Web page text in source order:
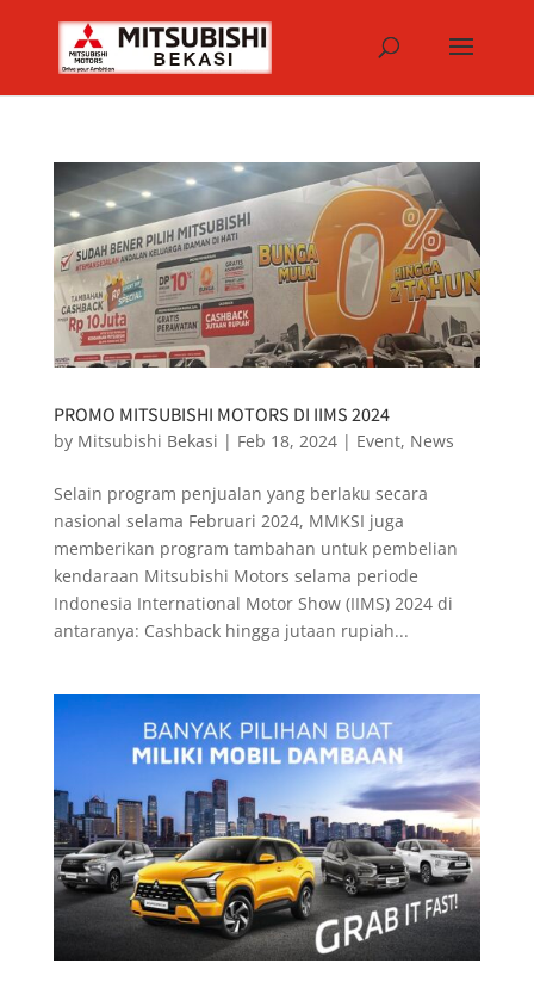
PROMO MITSUBISHI MOTORS DI IIMS 2024
by Mitsubishi Bekasi | Feb 18, 2024| Event, News
Selain program penjualan yang berlaku secara
nasional selama Februari 2024, MMKSI juga
memberikan program tambahan untuk pembelian
kendaraan Mitsubishi Motors selama periode
Indonesia International Motor Show (IIMS) 2024 di
antaranya: Cashback hingga jutaan rupiah...